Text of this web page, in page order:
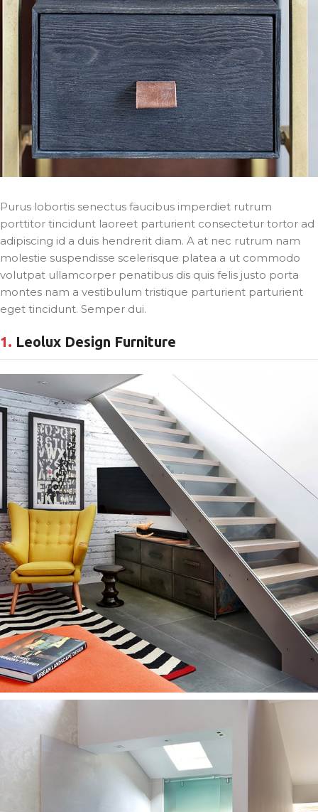
Purus lobortis senectus faucibus imperdiet rutrum
porttitor tincidunt laoreet parturient consectetur tortor ad
adipiscing id a duis hendrerit diam. A at nec rutrum nam
molestie suspendisse scelerisque platea a ut commodo
volutpat ullamcorper penatibus dis quis felis justo porta
montes nam a vestibulum tristique parturient parturient
eget tincidunt. Semper dui.
1. Leolux Design Furniture